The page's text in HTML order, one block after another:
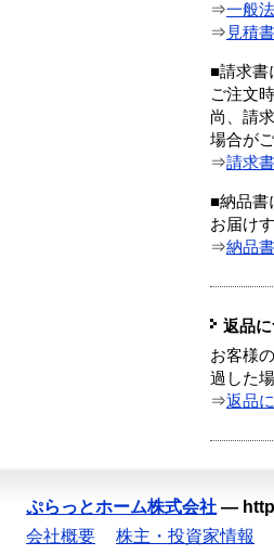
⇒一般
⇒ 見積
■請求書
ご注文
尚、請
場合が
⇒請求
■納品書
お届け
⇒納品
返品
お客様
過した
⇒返品
ぷらっとホーム株式会社 —
会社概要
株主・投資家情報